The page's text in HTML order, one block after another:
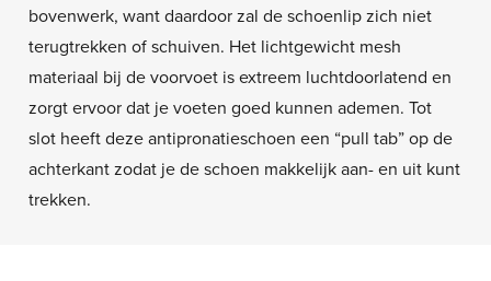
bovenwerk, want daardoor zal de schoenlip zich niet
terugtrekken of schuiven. Het lichtgewicht mesh
materiaal bij de voorvoet is extreem luchtdoorlatend en
zorgt ervoor dat je voeten goed kunnen ademen. Tot
slot heeft deze antipronatieschoen een “pull tab” op de
achterkant zodat je de schoen makkelijk aan- en uit kunt
trekken.